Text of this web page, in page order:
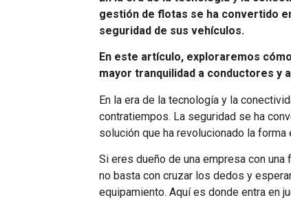
gestión de flotas se ha convertido
seguridad de sus vehículos.
En este artículo, exploraremos
mayor tranquilidad a conductores y
En la era de la tecnología y la
contratiempos. La seguridad se ha
solución que ha revolucionado la
Si eres dueño de una empresa con
no basta con cruzar los dedos y
equipamiento. Aquí es donde entra en